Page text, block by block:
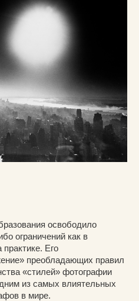
освободило
ограничений как в
Его
преобладающих правил
«стилей» фотографии
из самых влиятельных
в мире.